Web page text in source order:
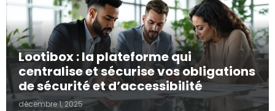
Lootibox : la plateforme qui
centralise et sécurise vos obligations
de sécurité et d’accessibilité
décembre 1, 2025